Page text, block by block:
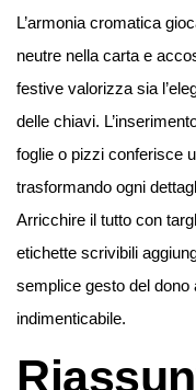
L’armonia cromatica
neutre nella carta e
festive valorizza sia
delle chiavi.
foglie o pizzi conferisce
trasformando ogni
Arricchire il tutto con
etichette scrivibili
semplice gesto del dono
indimenticabile.